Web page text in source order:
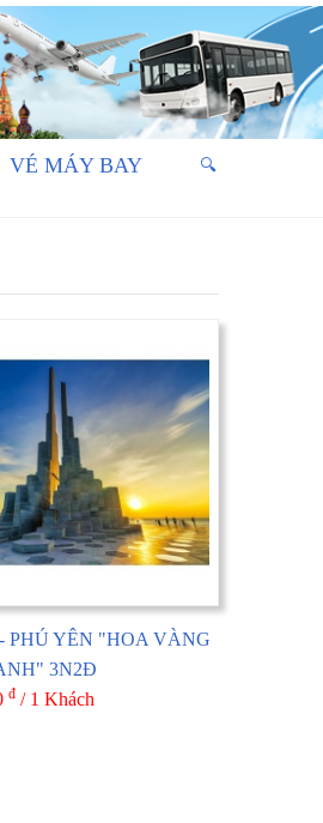
VÉ MÁY BAY
PHÚ YÊN "HOA VÀNG
3N2Đ
đ/ 1 Khách